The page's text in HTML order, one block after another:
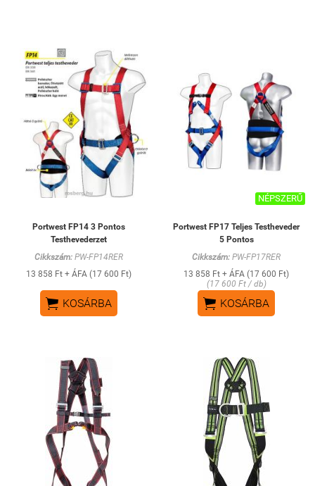
Portwest FP14 3 Pontos
Testhevederzet
Cikkszám: PW-FP14RER
13 858 Ft + ÁFA (17 600 Ft)
 KOSÁRBA
NÉPSZERŰ
Portwest FP17 Teljes Testheveder
5 Pontos
Cikkszám: PW-FP17RER
13 858 Ft + ÁFA (17 600 Ft)
(17 600 Ft / db)
 KOSÁRBA